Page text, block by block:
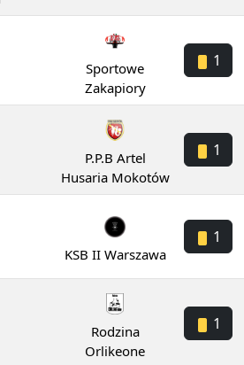
Sportowe
Zakapiory
1
P.P.B Artel
Husaria Mokotów
1
KSB II Warszawa
1
Rodzina
Orlikeone
1